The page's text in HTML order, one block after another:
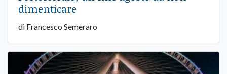
dimenticare
di Francesco Semeraro